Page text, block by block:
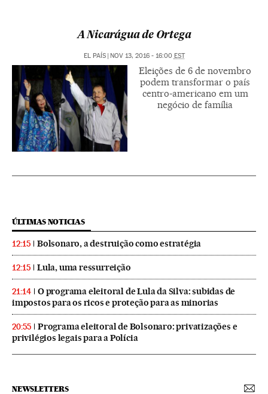
A Nicarágua de Ortega
EL PAÍS | NOV 13, 2016 - 16:00 EST
Eleições de 6 de novembro
podem transformar o país
centro-americano em um
negócio de família
ÚLTIMAS NOTICIAS
12:15 Bolsonaro, a destruição como estratégia
12:15 Lula, uma ressurreição
21:14
O programa eleitoral de Lula da Silva: subidas de
impostos para os ricos e proteção para as minorias
20:55
Programa eleitoral de Bolsonaro: privatizações e
privilégios legais para a Polícia
NEWSLETTERS